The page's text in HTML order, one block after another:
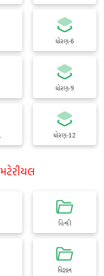
ધોરણ-6
ધોરણ-9
ધોરણ-12
હિન્દી
વિજ્ઞાન